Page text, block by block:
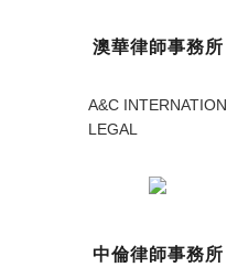
澳華律師事務所
A&C INTERNATION
LEGAL
中倫律師事務所